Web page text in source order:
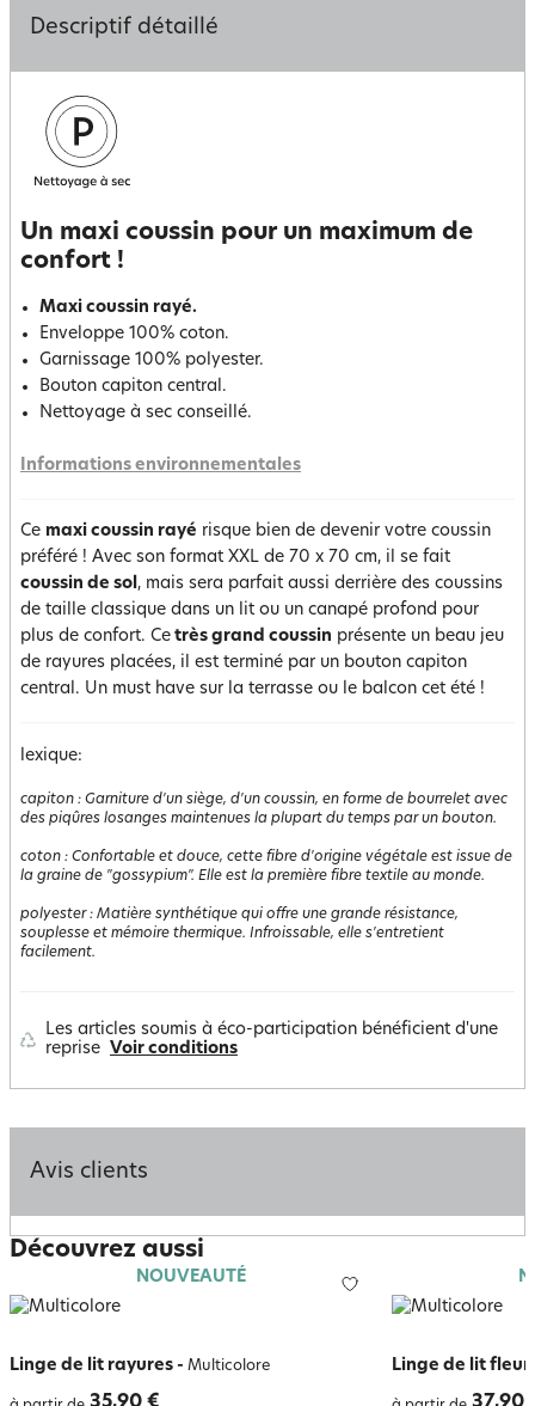
Descriptif détaillé
Un maxi coussin pour un maximum de
confort !
Maxi coussin rayé.
Enveloppe 100% coton.
Garnissage 100% polyester.
Bouton capiton central.
Nettoyage à sec conseillé.
Informations environnementales
Ce maxi coussin rayé risque bien de devenir votre coussin
préféré ! Avec son format XXL de 70 x 70 cm, il se fait
coussin de sol, mais sera parfait aussi derrière des coussins
de taille classique dans un lit ou un canapé profond pour
plus de confort. Ce très grand coussin présente un beau jeu
de rayures placées, il est terminé par un bouton capiton
central. Un must have sur la terrasse ou le balcon cet été !
lexique:
capiton : Garniture d'un siège, d'un coussin, en forme de bourrelet avec
des piqûres losanges maintenues la plupart du temps par un bouton.
coton : Confortable et douce, cette fibre d'origine végétale est issue de
la graine de "gossypium". Elle est la première fibre textile au monde.
polyester: Matière synthétique qui offre une grande résistance,
souplesse et mémoire thermique. Infroissable, elle s'entretient
facilement.
Les articles soumis à éco-participation bénéficient d'une
reprise Voir conditions
Avis clients
Découvrez aussi
NOUVEAUTÉ
Linge de lit rayures - Multicolore Linge de lit